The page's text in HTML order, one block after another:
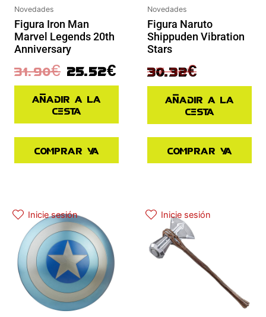
Novedades
Figura Iron Man
Marvel Legends 20th
Anniversary
31.90€ 25.52€
Añadir a la
cesta
Comprar ya
Novedades
Figura Naruto
Shippuden Vibration
Stars
37.90€
30.32€
Añadir a la
cesta
Comprar ya
Inicie sesión Inicie sesión